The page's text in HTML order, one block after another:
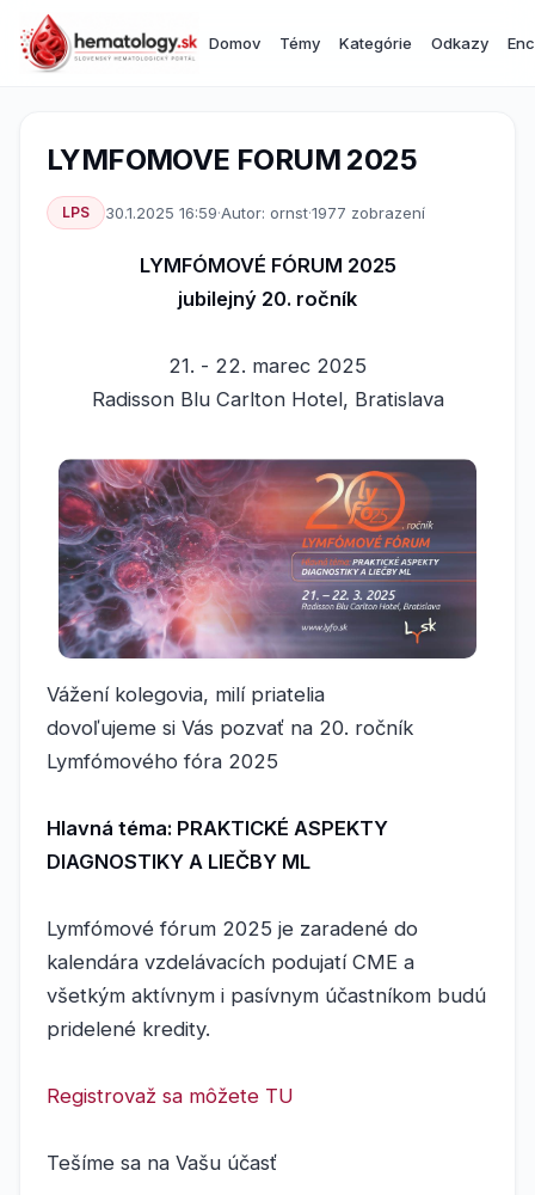
Domov Témy Kategórie Odkazy
LYMFOMOVE FORUM 2025
LPS 30.1.2025 16:59·Autor: ornst·1977 zobrazení
LYMFÓMOVÉ FÓRUM 2025
jubilejný 20. ročník
21. - 22. marec 2025
Radisson Blu Carlton Hotel, Bratislava
Vážení kolegovia, milí priatelia
dovoľujeme si Vás pozvať na 20. ročník
Lymfómového fóra 2025
Hlavná téma: PRAKTICKÉ ASPEKTY
DIAGNOSTIKY A LIEČBY ML
Lymfómové fórum 2025 je zaradené do
kalendára vzdelávacích podujatí CME a
všetkým aktívnym i pasívnym účastníkom budú
pridelené kredity.
Registrovaž sa môžete TU
Tešíme sa na Vašu účasť